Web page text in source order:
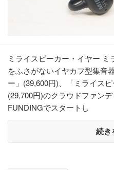
ミライスピーカー・イヤー
をふさがないイヤカフ型集音
ー」(39,600円)、「ミライス
(29,700円)のクラウドファン
FUNDINGでスタートし
続き